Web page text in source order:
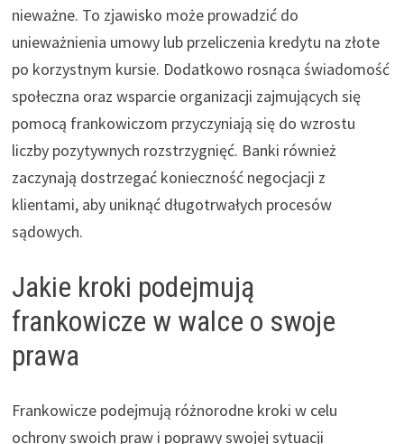
nieważne. To zjawisko może prowadzić do
unieważnienia umowy lub przeliczenia kredytu na złote
po korzystnym kursie. Dodatkowo rosnąca świadomość
społeczna oraz wsparcie organizacji zajmujących się
pomocą frankowiczom przyczyniają się do wzrostu
liczby pozytywnych rozstrzygnięć. Banki również
zaczynają dostrzegać konieczność negocjacji z
klientami, aby uniknąć długotrwałych procesów
sądowych.
Jakie kroki podejmują
frankowicze w walce o swoje
prawa
Frankowicze podejmują różnorodne kroki w celu
ochrony swoich praw i poprawy swojej sytuacji